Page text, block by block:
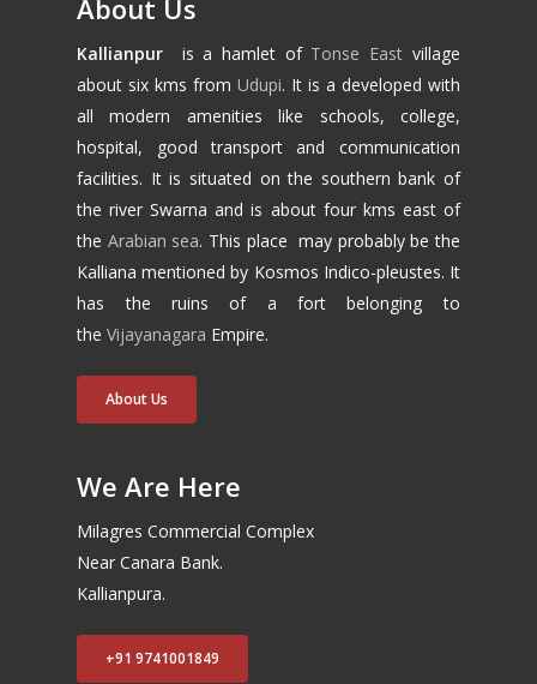
About Us
Kallianpur is a hamlet of Tonse East village
about six kms fromUdupi. It is a developed with
all modern amenities like schools, college,
hospital, good transport and communication
facilities. It is situated on the southern bank of
the river Swarna and is about four kms east of
the Arabian sea. This place may probably be the
Kalliana mentioned by Kosmos Indico-pleustes. It
has the ruins of a fort belonging to
theVijayanagara Empire.
About Us
We Are Here
Milagres Commercial Complex
Near Canara Bank.
Kallianpura.
+91 9741001849